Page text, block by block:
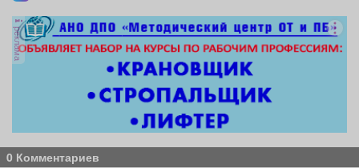
ТВ программа Я - пенсионер
реклама
0 Комментариев